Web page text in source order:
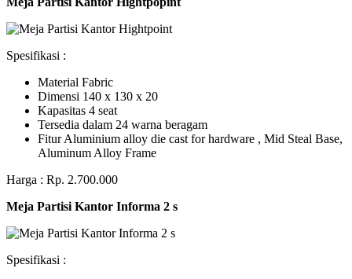
Spesifikasi :
Material Fabric
Dimensi 140 x 130 x 20
Kapasitas 4 seat
Tersedia dalam 24 warna beragam
Fitur Aluminium alloy die cast for hardware , Mid Steal Base,
Aluminum Alloy Frame
Harga : Rp. 2.700.000
Meja Partisi Kantor Informa 2 s
Spesifikasi :